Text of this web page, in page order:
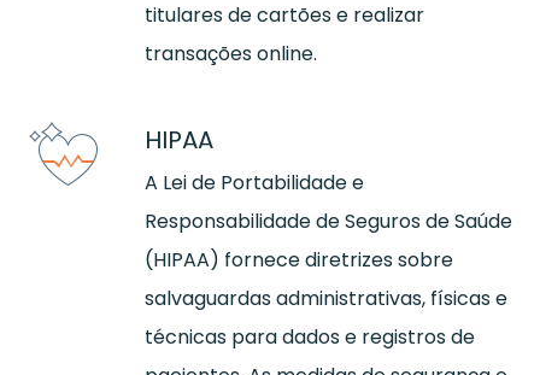
titulares de cartões e realizar
transações online.
HIPAA
A Lei de Portabilidade e
Responsabilidade de Seguros de Saúde
(HIPAA) fornece diretrizes sobre
salvaguardas administrativas, físicas e
técnicas para dados e registros de